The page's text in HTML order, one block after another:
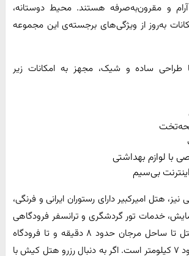
آرام و مقرون‌به‌صرفه هستند. محیط دوستانه،
به‌روز از ویژگی‌های برجسته‌ی این مجموعه
با طراحی ساده و شیک، مجهز به امکانات زیر
با لوازم بهداشتی
بی‌سیم
هتل امیرکبیر دارای رستوران ایرانی و فرنگی،
خدمات تور گردشگری و ترانسفر فرودگاهی
است. فاصله این هتل تا ساحل مرجان حدود ۸ دقیقه و تا فرودگاه
بین‌المللی کیش حدود ۷ کیلومتر است. اگر به دنبال رزرو هتل کیش با